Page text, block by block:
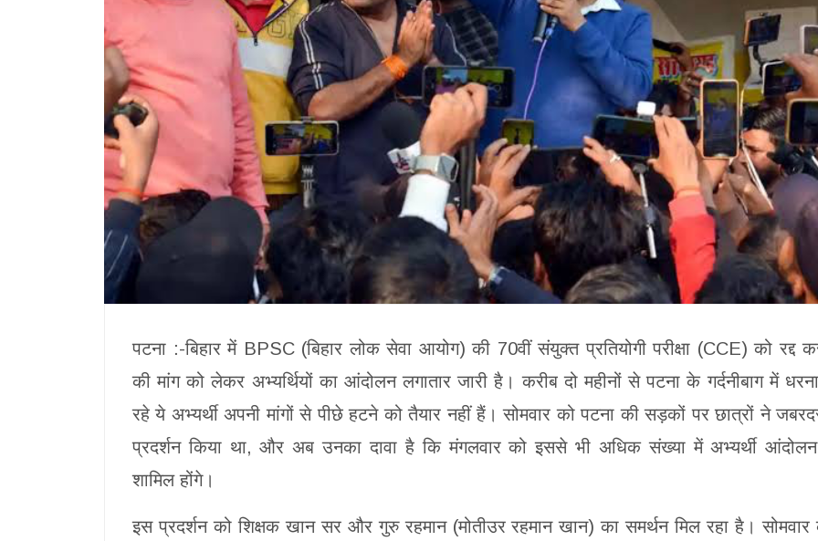
पटना :-बिहार में BPSC (बिहार लोक सेवा आयोग) की 70वीं संयुक्त प्रतियोगी परीक्षा (CCE) को रद्द
की मांग को लेकर अभ्यर्थियों का आंदोलन लगातार जारी है। करीब दो महीनों से पटना के गर्दनीबाग में
रहे ये अभ्यर्थी अपनी मांगों से पीछे हटने को तैयार नहीं हैं। सोमवार को पटना की सड़कों पर छात्रों ने
प्रदर्शन किया था, और अब उनका दावा है कि मंगलवार को इससे भी अधिक संख्या में अभ्यर्थी
शामिल होंगे।
इस प्रदर्शन को शिक्षक खान सर और गुरु रहमान (मोतीउर रहमान खान) का समर्थन मिल रहा है। सोमवार